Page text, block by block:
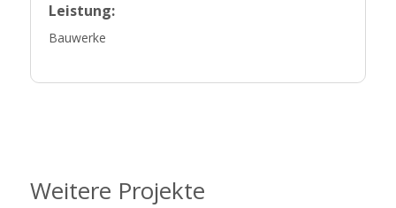
Leistung:
Bauwerke
Weitere Projekte